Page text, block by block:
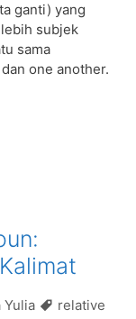
ganti) yang
subjek
sama
one another.
Yulia Tags
relative